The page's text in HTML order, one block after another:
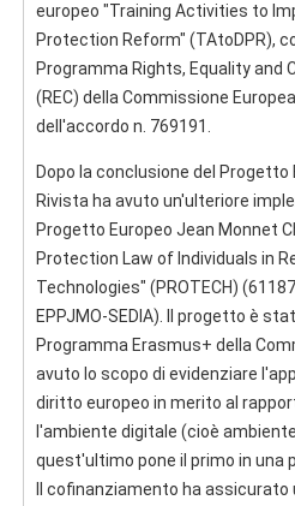
europeo "Training Activities to
Protection Reform" (TAtoDPR),
Programma Rights, Equality and
(REC) della Commissione
dell'accordo n. 769191.
Dopo la conclusione del Progetto
Rivista ha avuto un'ulteriore
Progetto Europeo Jean Monnet
Protection Law of Individuals in
Technologies" (PROTECH)
EPPJMO-SEDIA). Il progetto è
Programma Erasmus+ della
avuto lo scopo di evidenziare
diritto europeo in merito al
l'ambiente digitale (cioè
quest'ultimo pone il primo in una
Il cofinanziamento ha